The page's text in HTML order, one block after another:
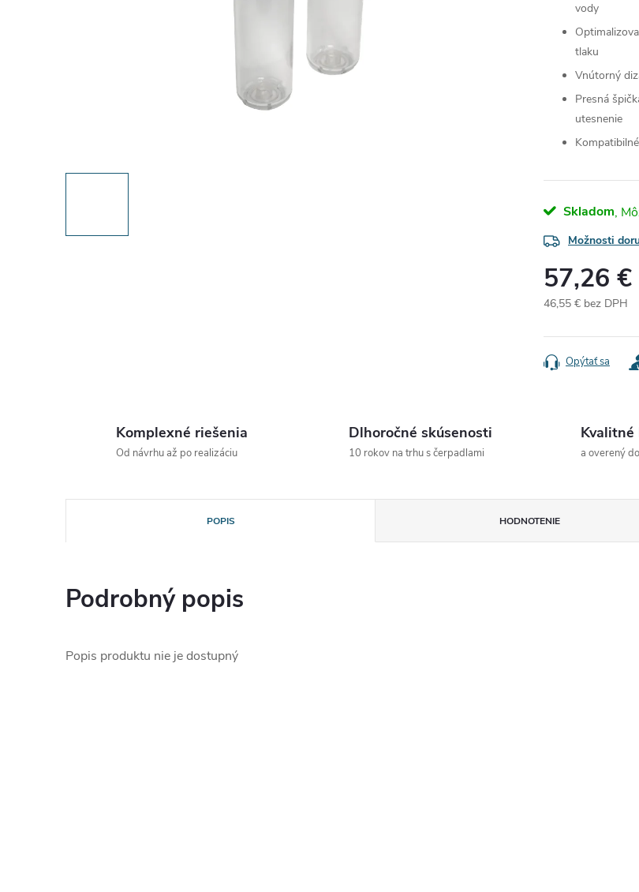
vody
tlaku
Vnútorný
Presná
utesnenie
Skladom
Možnosti
57,26 €
46,55 € bez DPH
cena:
Opýtať sa
Komplexné riešenia
Od návrhu až po realizáciu
Dlhoročné skúsenosti
10 rokov na trhu s čerpadlami a overený
POPIS HODNOTENIE
Podrobný popis
Popis produktu nie je dostupný